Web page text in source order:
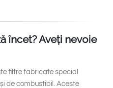
încet? Aveți nevoie
filtre fabricate special
de combustibil. Aceste